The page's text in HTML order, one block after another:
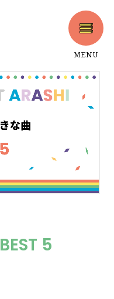
MENU
BEST 5